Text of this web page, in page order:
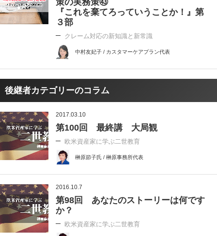
策の実務策㊸
『これを棄てろっていうことか！』第
３部
クレーム対応の新知識と新常識
中村友妃子 / カスタマーケアプラン代表
後継者カテゴリーのコラム
2017.03.10
第100回 最終講 大局観
欧米資産家に学ぶ二世教育
榊原節子氏 / 榊原事務所代表
2016.10.7
第98回 あなたのストーリーは何です
か？
欧米資産家に学ぶ二世教育